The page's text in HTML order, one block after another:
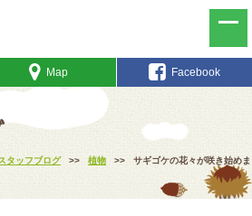
Map Facebook
タッフブログ >> 植物 >>
サギゴケの花々が咲き始めま